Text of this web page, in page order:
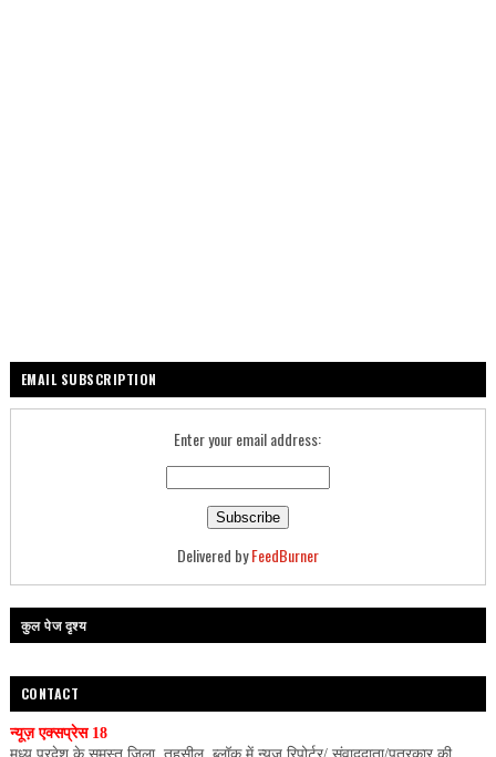
EMAIL SUBSCRIPTION
Enter your email address:
Delivered byFeedBurner
कुल पेज दृश्य
CONTACT
न्यूज़ एक्सप्रेस 18